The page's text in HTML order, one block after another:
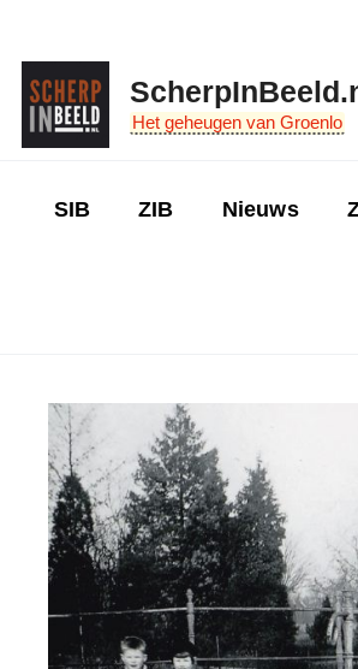
inhoud
Het geheugen van Groenlo
SIB ZIB Nieuws